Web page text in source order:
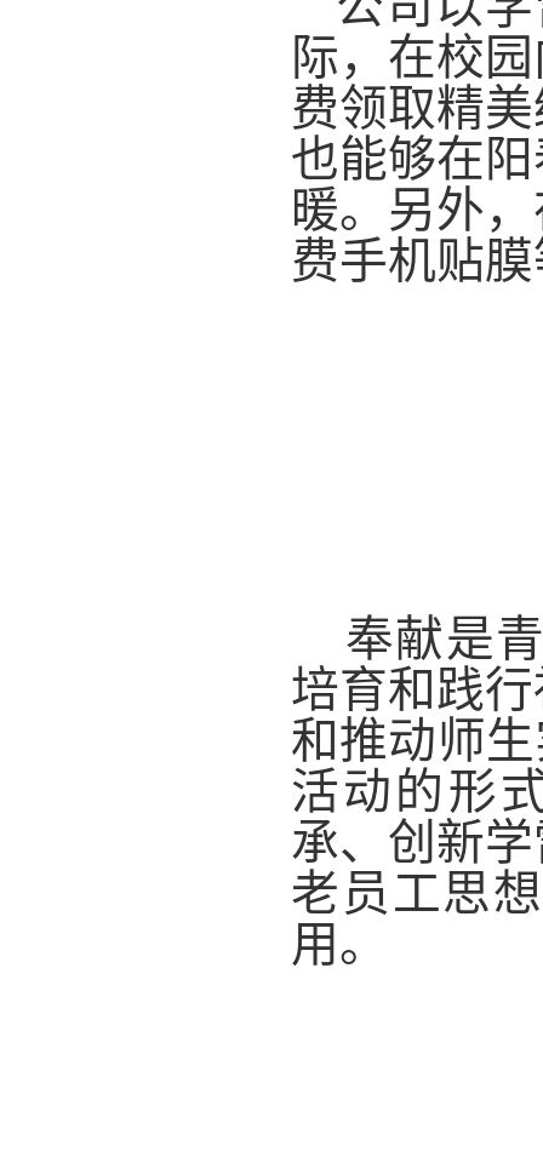
际，在校
费领取精
也能够在
暖。另外
费手机贴
奉献是青
培育和践
和推动师
活动的形
承、创新
老员工思
用。